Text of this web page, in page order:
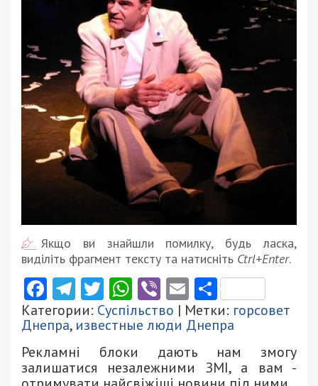
Якщо ви знайшли помилку, будь ласка,
виділіть фрагмент тексту та натисніть Ctrl+Enter.
Facebook
Telegram
Twitter
WhatsApp
ViberEmail
Категории: Суспільство | Метки: горсовет
Днепра, известные люди Днепра
Рекламні блоки дають нам змогу
залишатися незалежними ЗМІ, а вам -